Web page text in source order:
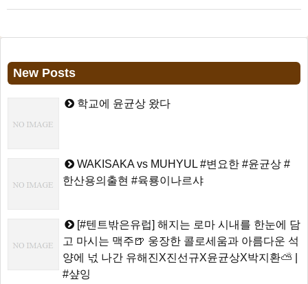
New Posts
학교에 윤균상 왔다
WAKISAKA vs MUHYUL #변요한 #윤균상 #
한산용의출현 #육룡이나르샤
[#텐트밖은유럽] 해지는 로마 시내를 한눈에 담
고 마시는 맥주🍺 웅장한 콜로세움과 아름다운 석
양에 넋 나간 유해진X진선규X윤균상X박지환⛅ |
#샾잉